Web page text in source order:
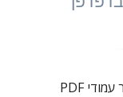
PDF ל‑WEBP היא כלי אונליין חינמי שממיר עמודי PDF